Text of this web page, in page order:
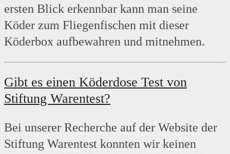
ersten Blick erkennbar kann man seine
Köder zum Fliegenfischen mit dieser
Köderbox aufbewahren und mitnehmen.
Gibt es einen Köderdose Test von
Stiftung Warentest?
Bei unserer Recherche auf der Website der
Stiftung Warentest konnten wir keinen